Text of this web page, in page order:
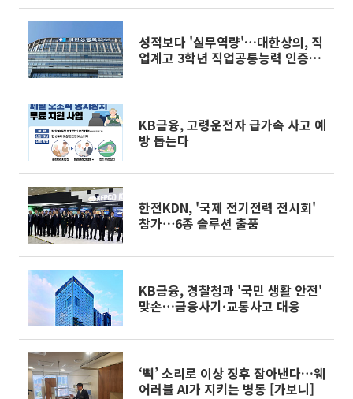
성적보다 '실무역량'…대한상의, 직
업계고 3학년 직업공통능력 인증진
KB금융, 고령운전자 급가속 사고 예
방 돕는다
한전KDN, '국제 전기전력 전시회'
참가⋯6종 솔루션 출품
KB금융, 경찰청과 '국민 생활 안전'
맞손…금융사기·교통사고 대응
‘삑’ 소리로 이상 징후 잡아낸다…웨
어러블 AI가 지키는 병동 [가보니]